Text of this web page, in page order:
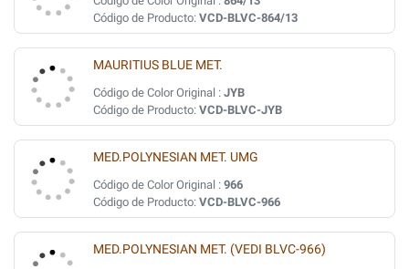
Código de Producto: VCD-BLVC-864/13
MAURITIUS BLUE MET.
Código de Color Original : JYB
Código de Producto: VCD-BLVC-JYB
MED.POLYNESIAN MET. UMG
Código de Color Original : 966
Código de Producto: VCD-BLVC-966
MED.POLYNESIAN MET. (VEDI BLVC-966)